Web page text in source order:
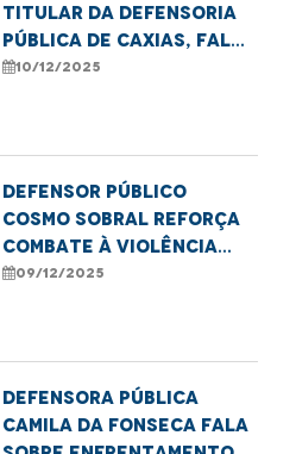
titular da Defensoria
Pública de Caxias, fala
sobre a semana de
10/12/2025
Defensor Público
Cosmo Sobral reforça
combate à violência
contra idosos no
09/12/2025
Defensora Pública
Camila da Fonseca fala